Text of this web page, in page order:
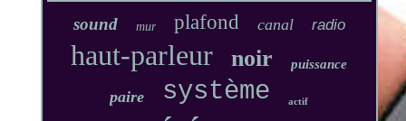
sound mur plafond canal radio
haut-parleur noir puissance
paire système actif